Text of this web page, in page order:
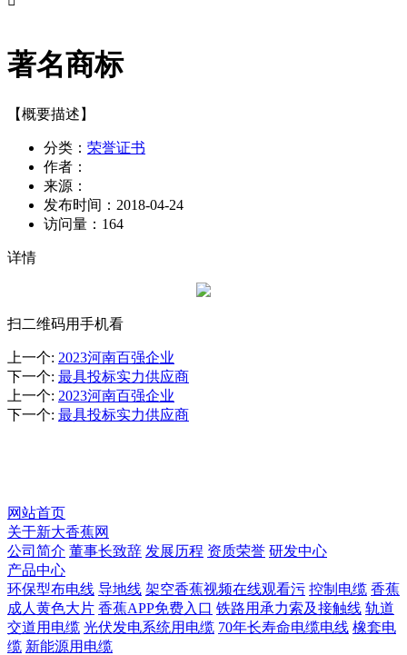
著名商标
【概要描述】
分类： 荣誉证书
作者：
来源：
发布时间： 2018-04-24
访问量： 164
详情
扫二维码用手机看
上一个: 2023河南百强企业
下一个: 最具投标实力供应商
上一个: 2023河南百强企业
下一个: 最具投标实力供应商
网站首页
关于新大香蕉网
公司简介 董事长致辞 发展历程 资质荣誉 研发中心
产品中心
环保型布电线 导地线 架空香蕉视频在线观看污 控制电缆 香蕉
成人黄色大片 香蕉APP免费入口 铁路用承力索及接触线 轨道
交道用电缆 光伏发电系统用电缆 70年长寿命电缆电线 橡套电
缆 新能源用电缆